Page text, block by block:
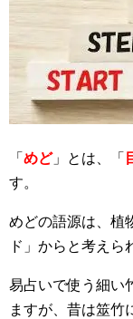
「 めど」とは、「
す。
めどの語源は、植
ド」からと考えら
易占いで使う細い
ますが、昔は筮竹